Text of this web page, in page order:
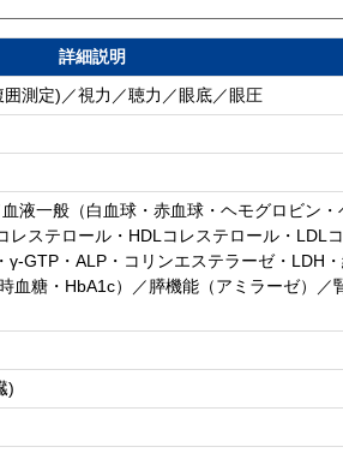
詳細説明
測定)／視力／聴力／眼底／眼圧
液一般（白血球・赤血球・ヘモグロビン
ステロール・HDLコレステロール・LDL
GTP・ALP・コリンエステラーゼ・LDH
血糖・HbA1c）／膵機能（アミラーゼ）／
)